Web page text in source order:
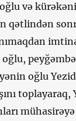
və
qətlindən
oğlu
toplayaraq,